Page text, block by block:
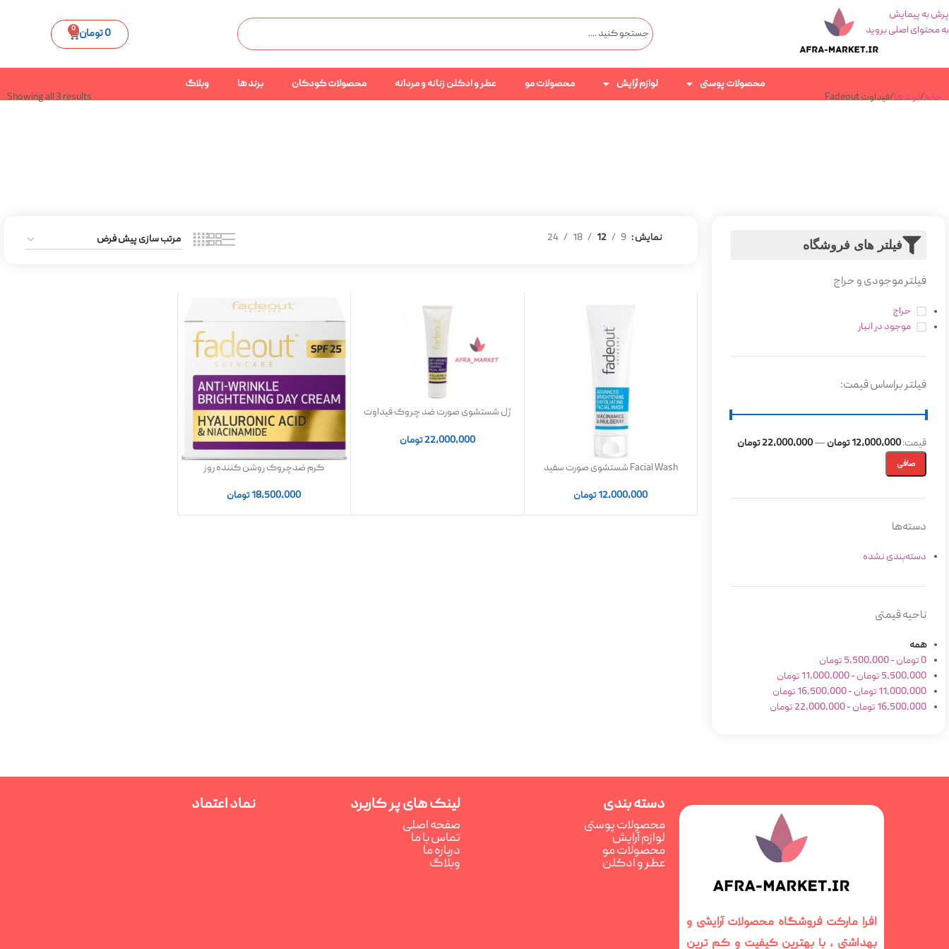
پرش به پیمایش
به محتوای اصلی بروید
0تومان 0
محصولات پوستی لوازم آرایش محصولات مو عطر و ادکلن زنانه و مردانه محصولات کودکان برند ها
وبلاگ
خانه برند ها فیداوت Fadeout Showing all 3 results
فیلتر های فروشگاه
فیلتر موجودی و حراج
حراج
موجود در انبار
فیلتر براساس قیمت:
صافی
قيمت:12,000,000 تومان —22,000,000 تومان
دسته‌ها
دسته‌بندی نشده
ناحیه قیمتی
همه
0تومان-
5,500,000 تومان
5,500,000 تومان-
11,000,000 تومان
11,000,000 تومان-
16,500,000 تومان
16,500,000 تومان-
22,000,000 تومان
نمایش 9
12
18
24
Facial Wash شستشوی صورت سفید
12,000,000تومان
ژل شستشوی صورت ضد چروک فیداوت
22,000,000تومان
کرم ضدچروک روشن کننده روز
اصل
18,500,000تومان
افرا مارکت فروشگاه محصولات آرایشی و
بهداشتی ، با بهترین کیفیت و کم ترین
دسته بندی
محصولات پوستی
لوازم آرایش
محصولات مو
عطر و ادکلن
لینک های پر کاربرد
صفحه اصلی
تماس با ما
درباره ما
وبلاگ
نماد اعتماد